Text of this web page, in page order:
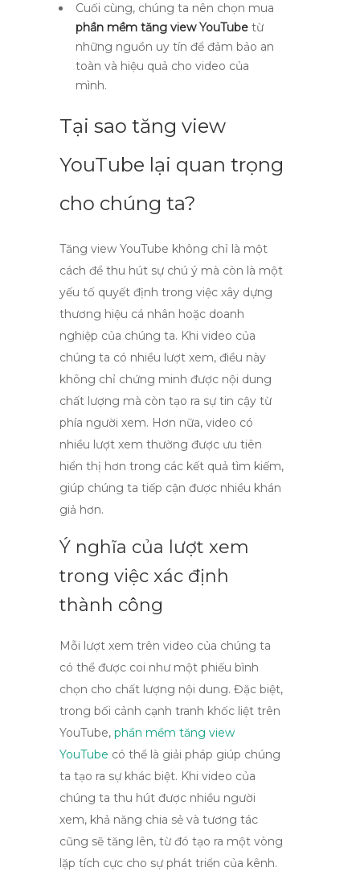
Cuối cùng, chúng ta nên chọn mua
phần mềm tăng view YouTube từ
những nguồn uy tín để đảm bảo an
toàn và hiệu quả cho video của
mình.
Tại sao tăng view
YouTube lại quan trọng
cho chúng ta?
Tăng view YouTube không chỉ là một
cách để thu hút sự chú ý mà còn là một
yếu tố quyết định trong việc xây dựng
thương hiệu cá nhân hoặc doanh
nghiệp của chúng ta. Khi video của
chúng ta có nhiều lượt xem, điều này
không chỉ chứng minh được nội dung
chất lượng mà còn tạo ra sự tin cậy từ
phía người xem. Hơn nữa, video có
nhiều lượt xem thường được ưu tiên
hiển thị hơn trong các kết quả tìm kiếm,
giúp chúng ta tiếp cận được nhiều khán
giả hơn.
Ý nghĩa của lượt xem
trong việc xác định
thành công
Mỗi lượt xem trên video của chúng ta
có thể được coi như một phiếu bình
chọn cho chất lượng nội dung. Đặc biệt,
trong bối cảnh cạnh tranh khốc liệt trên
YouTube, phần mềm tăng view
YouTube có thể là giải pháp giúp chúng
ta tạo ra sự khác biệt. Khi video của
chúng ta thu hút được nhiều người
xem, khả năng chia sẻ và tương tác
cũng sẽ tăng lên, từ đó tạo ra một vòng
lặp tích cực cho sự phát triển của kênh.